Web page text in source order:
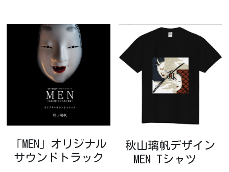
ファンクラブサイトにログイン
「MEN」オリジナル
サウンドトラック
秋山璃帆デザイン
MEN Tシャツ